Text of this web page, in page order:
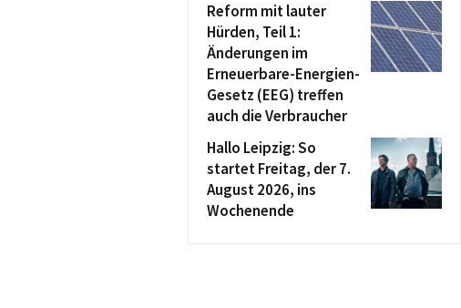
Reform mit lauter
Hürden, Teil 1:
Änderungen im
Erneuerbare-Energien-
Gesetz (EEG) treffen
auch die Verbraucher
Hallo Leipzig: So
startet Freitag, der 7.
August 2026, ins
Wochenende